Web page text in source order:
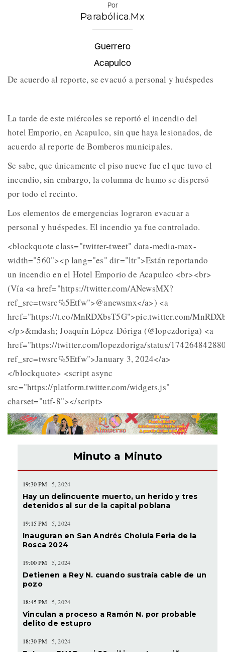
Por
Parabólica.Mx
Guerrero
Acapulco
De acuerdo al reporte, se evacuó a personal y huéspedes
La tarde de este miércoles se reportó el incendio del
hotel Emporio, en Acapulco, sin que haya lesionados, de
acuerdo al reporte de Bomberos municipales.
Se sabe, que únicamente el piso nueve fue el que tuvo el
incendio, sin embargo, la columna de humo se dispersó
por todo el recinto.
Los elementos de emergencias lograron evacuar a
personal y huéspedes. El incendio ya fue controlado.
<blockquote class="twitter-tweet" data-media-max-
width="560"><p lang="es" dir="ltr">Están reportando
un incendio en el Hotel Emporio de Acapulco <br><br>
(Vía <a href="https://twitter.com/ANewsMX?
ref_src=twsrc%5Etfw">@anewsmx</a>) <a
href="https://t.co/MnRDXbsT5G">pic.twitter.com/
</p>&mdash; Joaquín López-Dóriga (@lopezdoriga) <a
href="https://twitter.com/lopezdoriga/status/
ref_src=twsrc%5Etfw">January 3, 2024</a>
</blockquote> <script async
src="https://platform.twitter.com/widgets.js"
charset="utf-8"></script>
Minuto a Minuto
19:30 PM 5, 2024
Hay un delincuente muerto, un herido y tres
detenidos al sur de la capital poblana
19:15 PM 5, 2024
Inauguran en San Andrés Cholula Feria de la
Rosca 2024
19:00 PM 5, 2024
Detienen a Rey N. cuando sustraía cable de un
pozo
18:45 PM 5, 2024
Vinculan a proceso a Ramón N. por probable
delito de estupro
18:30 PM 5, 2024